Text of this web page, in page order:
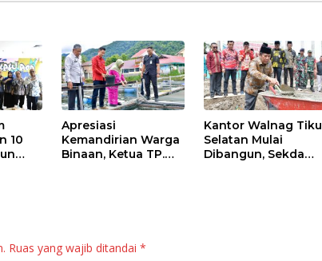
10
Apresiasi
Kemandirian Warga
Binaan, Ketua TP.
Kantor Walnag Tiku
Selatan Mulai
Dibangun, Sekda
Ruas yang wajib ditandai *